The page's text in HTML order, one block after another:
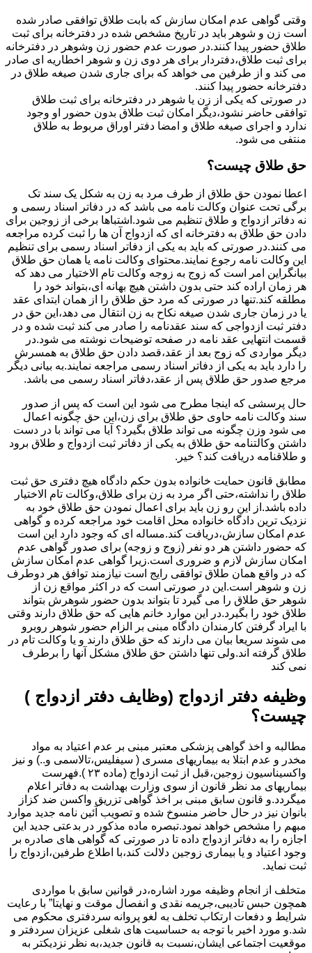
وقتی گواهی عدم امکان سازش که بابت طلاق توافقی صادر شده
است زن و شوهر باید در تاریخ مشخص شده در دفترخانه برای ثبت
طلاق حضور پیدا کنند.در صورت عدم حضور زن وشوهر در دفترخانه
برای ثبت طلاق،دفتردار برای هر دوی زن و شوهر اخطاریه ای صادر
می کند و از طرفین می خواهد که برای جاری شدن صیغه طلاق در
دفترخانه حضور پیدا کنند.
در صورتی که یکی از زن یا شوهر در دفترخانه برای ثبت طلاق
توافقی حاضر نشود،دیگر امکان ثبت طلاق بدون حضور او وجود
ندارد و اجرای صیغه طلاق و امضا دفتر اوراق مربوط به طلاق
منتفی می شود.
حق طلاق چیست؟
اعطا نمودن حق طلاق از طرف مرد به زن به شکل یک سند تک
برگی تحت عنوان وکالت نامه می باشد که در دفاتر اسناد رسمی و
نه دفاتر ازدواج و طلاق تنظیم می شود.اشتباها برخی از زوجین برای
دادن حق طلاق به دفترخانه ای که ازدواج آن ها را ثبت کرده مراجعه
می کنند.در صورتی که باید به یکی از دفاتر اسناد رسمی برای تنظیم
این وکالت نامه رجوع نمایند.محتوای وکالت نامه یا همان حق طلاق
بیانگراین امر است که زوج به زوجه وکالت تام الاختیار می دهد که
هر زمان اراده کند حتی بدون داشتن هیچ بهانه ای،بتواند خود را
مطلقه کند.تنها در صورتی که مرد حق طلاق را از همان ابتدای عقد
یا در زمان جاری شدن صیغه نکاح به زن انتقال می دهد،این حق در
دفتر ثبت ازدواجی که سند عقدنامه را صادر می کند ثبت شده و در
قسمت انتهایی عقد نامه در صفحه توضیحات نوشته می شود.در
دیگر مواردی که زوج بعد از عقد،قصد دادن حق طلاق به همسرش
را دارد باید به یکی از دفاتر اسناد رسمی مراجعه نمایند.به بیانی دیگر
مرجع صدور حق طلاق پس از عقد،دفاتر اسناد رسمی می باشد.
حال پرسشی که اینجا مطرح می شود این است که پس از صدور
سند وکالت نامه حاوی حق طلاق برای زن،این حق چگونه اعمال
می شود وزن چگونه می تواند طلاق بگیرد؟ آیا می تواند با در دست
داشتن وکالتنامه حق طلاق به یکی از دفاتر ثبت ازدواج و طلاق برود
و طلاقنامه دریافت کند؟ خیر.
مطابق قانون حمایت خانواده بدون حکم دادگاه هیچ دفتری حق ثبت
طلاق را نداشته،حتی اگر مرد به زن برای طلاق،وکالت تام الاختیار
داده باشد.از این رو زن باید برای اعمال نمودن حق طلاق خود به
نزدیک ترین دادگاه خانواده محل اقامت خود مراجعه کرده و گواهی
عدم امکان سازش،دریافت کند.مساله ای که وجود دارد این است
که حضور داشتن هر دو نفر (زوج و زوجه) برای صدور گواهی عدم
امکان سازش لازم و ضروری است.زیرا گواهی عدم امکان سازش
که در واقع همان طلاق توافقی رایج است نیازمند توافق هر دوطرف
زن و شوهر است.این در صورتی است که در اکثر مواقع زن از
شوهر حق طلاق را می گیرد تا بتواند بدون حضور شوهرش بتواند
طلاق خود را بگیرد.در این موارد خانم هایی که حق طلاق دارند وقتی
با ایراد گرفتن کارمندان دادگاه مبنی بر الزام حضور شوهر روبرو
می شوند سریعا بیان می دارند که حق طلاق دارند و یا وکالت تام در
طلاق گرفته اند.ولی تنها داشتن حق طلاق مشکل آنها را برطرف
نمی کند
وظیفه دفتر ازدواج (وظایف دفتر ازدواج )
چیست؟
مطالبه و اخذ گواهی پزشکی معتبر مبنی بر عدم اعتیاد به مواد
مخدر و عدم ابتلا به بیماریهای مسری ( سیفلیس،تالاسمی و..) و نیز
واکسیناسیون زوجین،قبل از ثبت ازدواج (ماده ۲۳ ).فهرست
بیماریهای مد نظر قانون از سوی وزارت بهداشت به دفاتر اعلام
میگردد.و قانون سابق مبنی بر اخذ گواهی تزریق واکسن ضد کزاز
بانوان نیز در حال حاضر منسوخ شده و تصویب آئین نامه جدید موارد
مبهم را مشخص خواهد نمود.تبصره ماده مذکور در بدعتی جدید این
اجازه را به دفاتر ازدواج داده تا در صورتی که گواهی های صادره بر
وجود اعتیاد و یا بیماری زوجین دلالت کند،با اطلاع طرفین،ازدواج را
ثبت نماید.
متخلف از انجام وظیفه مورد اشاره،در قوانین سابق با مواردی
همچون حبس تادیبی،جریمه نقدی و انفصال موقت و نهایتا” با رعایت
شرایط و دفعات ارتکاب تخلف به لغو پروانه سردفتری محکوم می
شد.و مورد اخیر با توجه به حساسیت های شغلی عزیزان سردفتر و
موقعیت اجتماعی ایشان،نسبت به قانون جدید،به نظر نزدیکتر به